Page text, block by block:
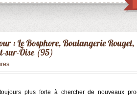
plus forte à chercher de nouveaux